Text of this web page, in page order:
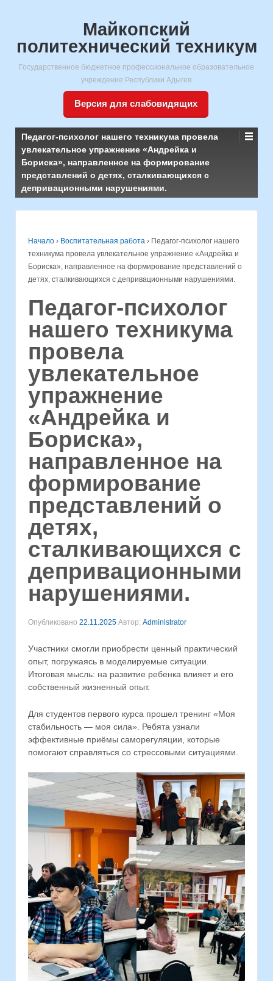
Майкопский
политехнический техникум
Государственное бюджетное профессиональное образовательное
учреждение Республики Адыгея
Версия для слабовидящих
Педагог-психолог нашего техникума провела
увлекательное упражнение «Андрейка и
Бориска», направленное на формирование
представлений о детях, сталкивающихся с
депривационными нарушениями.
Начало › Воспитательная работа › Педагог-психолог нашего
техникума провела увлекательное упражнение «Андрейка и
Бориска», направленное на формирование представлений о
детях, сталкивающихся с депривационными нарушениями.
Педагог-психолог
нашего техникума
провела
увлекательное
упражнение
«Андрейка и
Бориска»,
направленное на
формирование
представлений о
детях,
сталкивающихся с
депривационными
нарушениями.
Опубликовано 22.11.2025 Автор: Administrator
Участники смогли приобрести ценный практический
опыт, погружаясь в моделируемые ситуации.
Итоговая мысль: на развитие ребенка влияет и его
собственный жизненный опыт.
Для студентов первого курса прошел тренинг «Моя
стабильность — моя сила». Ребята узнали
эффективные приёмы саморегуляции, которые
помогают справляться со стрессовыми ситуациями.